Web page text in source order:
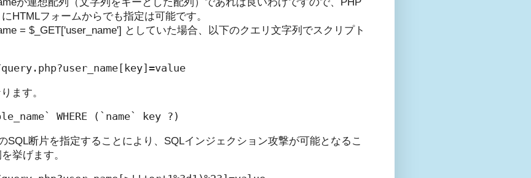
HTMLフォームからでも指定は可能です。
= $_GET['user_name'] としていた場合、以下のクエリ文字列でスクリプト
ます。
SQL断片を指定することにより、SQLインジェクション攻撃が可能となるこ
挙げます。